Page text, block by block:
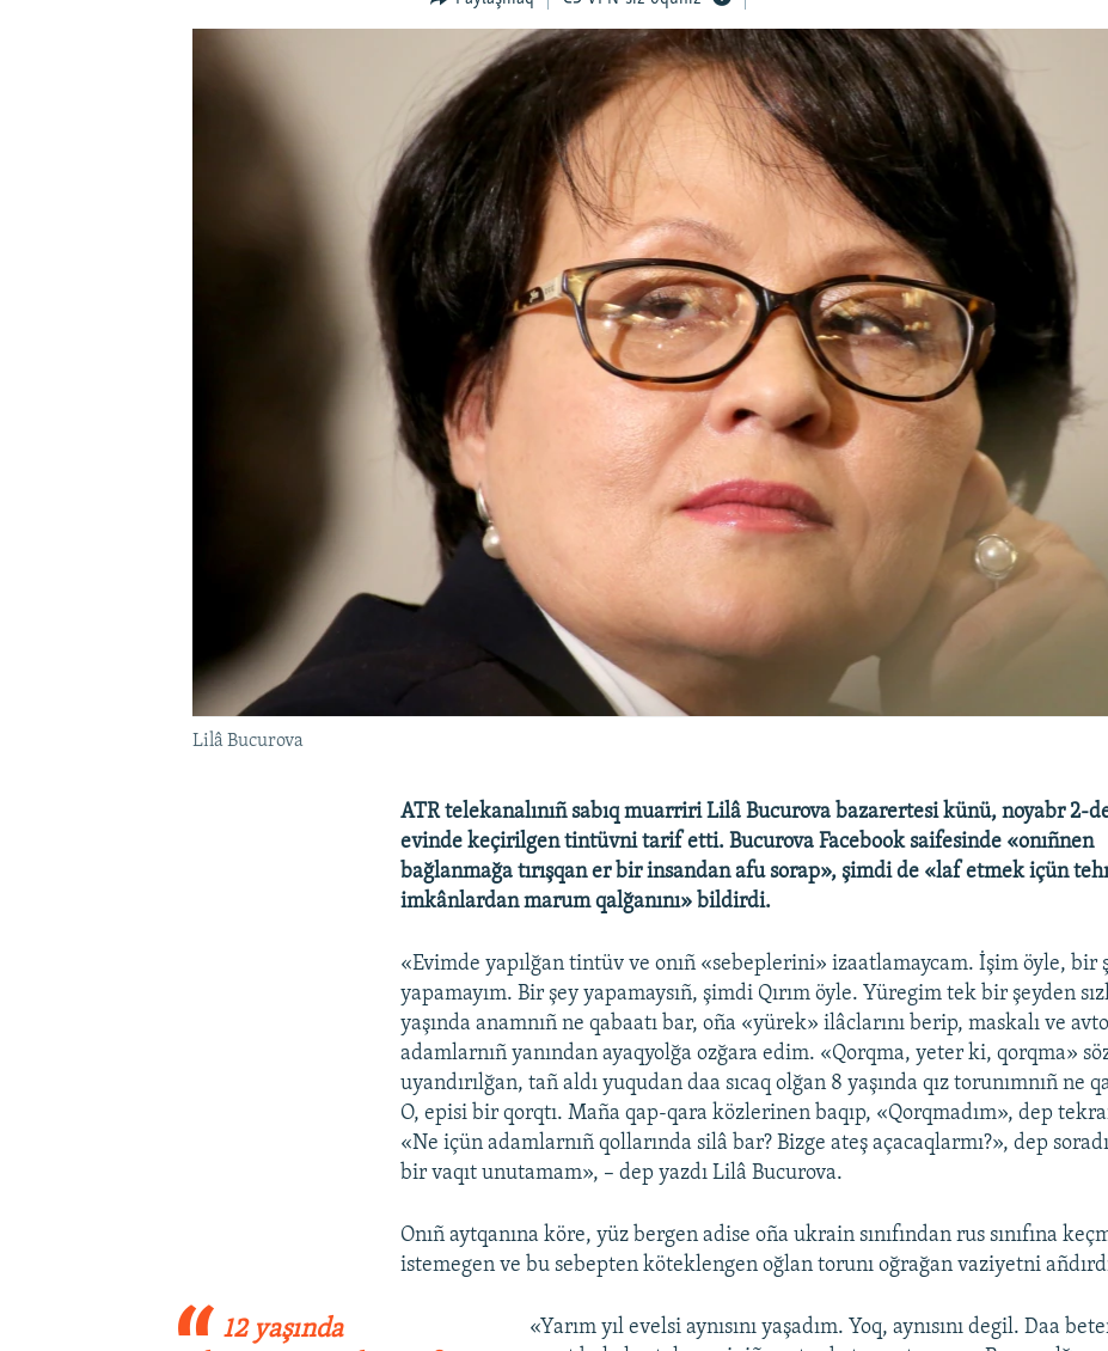
Lilâ Bucurova
ATR telekanalınıñ sabıq muarriri Lilâ Bucurova bazarertesi künü, noyabr 2-
evinde keçirilgen tintüvni tarif etti. Bucurova Facebook saifesinde «onıñnen
bağlanmağa tırışqan er bir insandan afu sorap», şimdi de «laf etmek içün
imkânlardan marum qalğanını» bildirdi.
«Evimde yapılğan tintüv ve onıñ «sebeplerini» izaatlamaycam. İşim öyle, bir
yapamayım. Bir şey yapamaysıñ, şimdi Qırım öyle. Yüregim tek bir şeyden
yaşında anamnıñ ne qabaatı bar, oña «yürek» ilâclarını berip, maskalı ve
adamlarnıñ yanından ayaqyolğa ozğara edim. «Qorqma, yeter ki, qorqma»
uyandırılğan, tañ aldı yuqudan daa sıcaq olğan 8 yaşında qız torunımnıñ ne
O, episi bir qorqtı. Maña qap-qara közlerinen baqıp, «Qorqmadım», dep
«Ne içün adamlarnıñ qollarında silâ bar? Bizge ateş açacaqlarmı?», dep
bir vaqıt unutamam», – dep yazdı Lilâ Bucurova.
Onıñ aytqanına köre, yüz bergen adise oña ukrain sınıfından rus sınıfına
istemegen ve bu sebepten köteklengen oğlan torunı oğrağan vaziyetni
12 yaşında
«Yarım yıl evelsi aynısını yaşadım. Yoq, aynısını degil. Daa